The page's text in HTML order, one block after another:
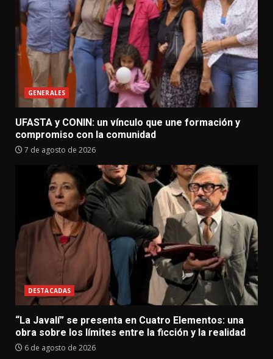
GENERALES
UFASTA y CONIN: un vínculo que une formación y
compromiso con la comunidad
7 de agosto de 2026
DESTACADAS
“La Javalí” se presenta en Cuatro Elementos: una
obra sobre los límites entre la ficción y la realidad
6 de agosto de 2026